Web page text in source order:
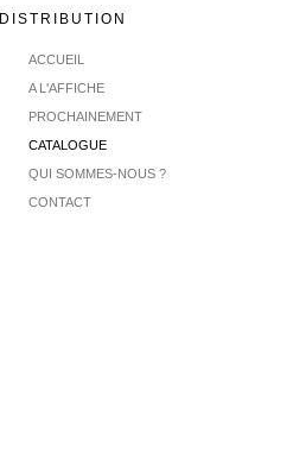
DISTRIBUTION
ACCUEIL
A L'AFFICHE
PROCHAINEMENT
CATALOGUE
QUI SOMMES-NOUS ?
CONTACT